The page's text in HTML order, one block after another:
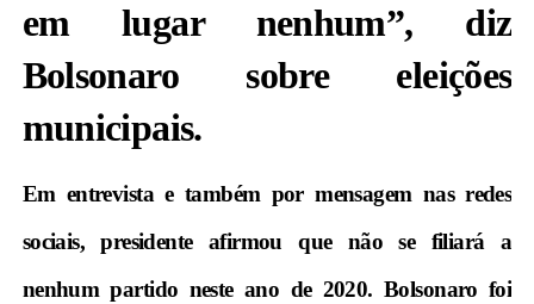
em lugar nenhum”, diz
Bolsonaro sobre eleições
municipais.
Em entrevista e também por mensagem nas redes
sociais, presidente afirmou que não se filiará a
nenhum partido neste ano de 2020. Bolsonaro foi